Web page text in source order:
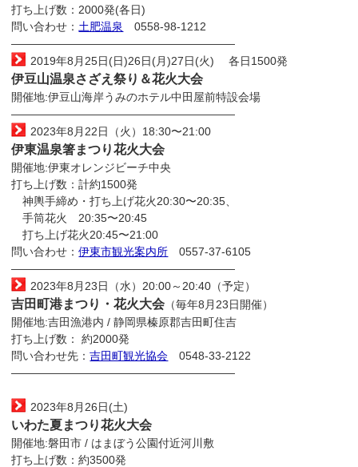
打ち上げ数：2000発(各日)
問い合わせ： 土肥温泉
0558-98-1212
————————————————————
2019年8月25日(日)26日(月)27日(火) 各日1500発
伊豆山温泉さざえ祭り＆花火大会
開催地:伊豆山海岸うみのホテル中田屋前特設会場
————————————————————
2023年8月22日（火）18:30〜21:00
伊東温泉箸まつり花火大会
開催地:伊東オレンジビーチ中央
打ち上げ数：計約1500発
神輿手締め・打ち上げ花火20:30〜20:35、
手筒花火 20:35〜20:45
打ち上げ花火20:45〜21:00
問い合わせ：伊東市観光案内所 0557-37-6105
————————————————————
2023年8月23日（水）20:00～20:40（予定）
吉田町港まつり・花火大会 （毎年8月23日開催）
開催地:吉田漁港内 / 静岡県榛原郡吉田町住吉
打ち上げ数： 約2000発
問い合わせ先：吉田町観光協会 0548-33-2122
————————————————————
2023年8月26日(土)
いわた夏まつり花火大会
開催地:磐田市 / はまぼう公園付近河川敷
打ち上げ数：約3500発